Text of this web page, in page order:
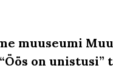
muuseumi
on unistusi”